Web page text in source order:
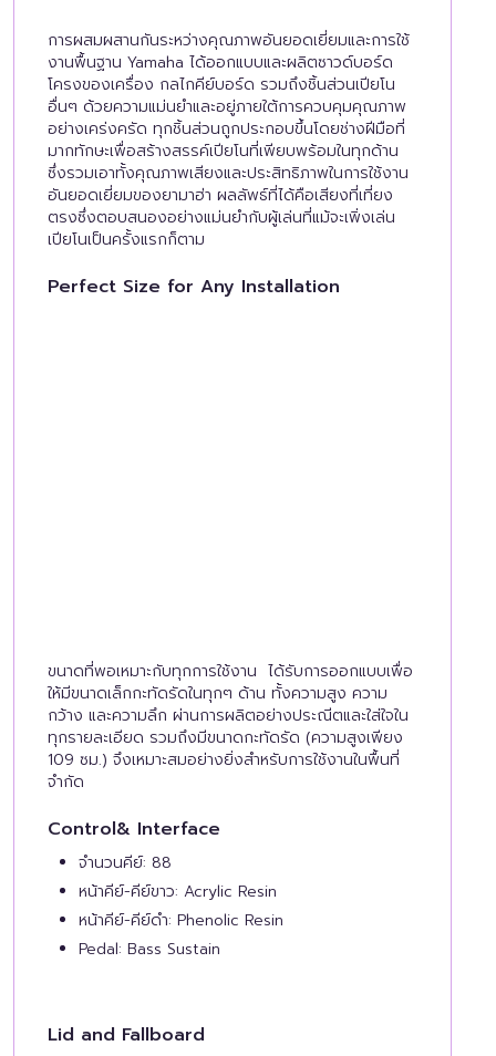
การผสมผสานกันระหว่างคุณภาพอันยอดเยี่ยมและการใช้
งานพื้นฐาน Yamaha ได้ออกแบบและผลิตซาวด์บอร์ด
โครงของเครื่อง กลไกคีย์บอร์ด รวมถึงชิ้นส่วนเปียโน
อื่นๆ ด้วยความแม่นยำและอยู่ภายใต้การควบคุมคุณภาพ
อย่างเคร่งครัด ทุกชิ้นส่วนถูกประกอบขึ้นโดยช่างฝีมือที่
มากทักษะเพื่อสร้างสรรค์เปียโนที่เพียบพร้อมในทุกด้าน
ซึ่งรวมเอาทั้งคุณภาพเสียงและประสิทธิภาพในการใช้งาน
อันยอดเยี่ยมของยามาฮ่า ผลลัพธ์ที่ได้คือเสียงที่เที่ยง
ตรงซึ่งตอบสนองอย่างแม่นยำกับผู้เล่นที่แม้จะเพิ่งเล่น
เปียโนเป็นครั้งแรกก็ตาม
Perfect Size for Any Installation
ขนาดที่พอเหมาะกับทุกการใช้งาน ได้รับการออกแบบเพื่อ
ให้มีขนาดเล็กกะทัดรัดในทุกๆ ด้าน ทั้งความสูง ความ
กว้าง และความลึก ผ่านการผลิตอย่างประณีตและใส่ใจใน
ทุกรายละเอียด รวมถึงมีขนาดกะทัดรัด (ความสูงเพียง
109 ซม.) จึงเหมาะสมอย่างยิ่งสำหรับการใช้งานในพื้นที่
จำกัด
Control& Interface
จำนวนคีย์: 88
หน้าคีย์-คีย์ขาว: Acrylic Resin
หน้าคีย์-คีย์ดำ: Phenolic Resin
Pedal: Bass Sustain
Lid and Fallboard